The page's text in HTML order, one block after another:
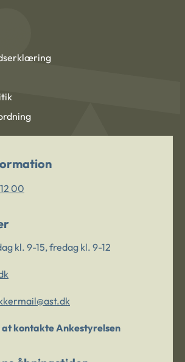
00
kl. 9-15, fredag kl. 9-12
at kontakte Ankestyrelsen